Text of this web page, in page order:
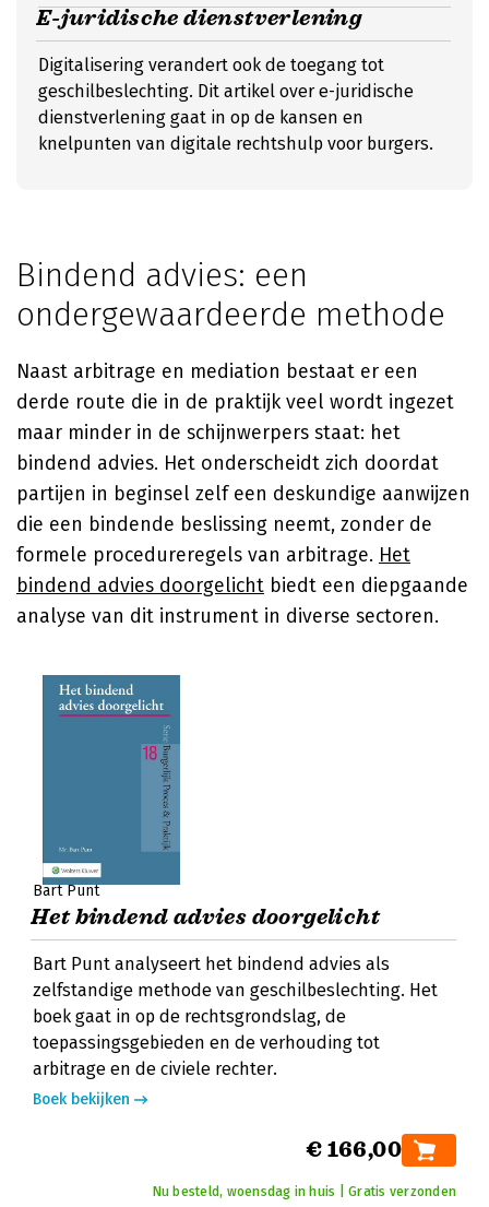
E-juridische dienstverlening
Digitalisering verandert ook de toegang tot
geschilbeslechting. Dit artikel over e-juridische
dienstverlening gaat in op de kansen en
knelpunten van digitale rechtshulp voor burgers.
Bindend advies: een
ondergewaardeerde methode
Naast arbitrage en mediation bestaat er een
derde route die in de praktijk veel wordt ingezet
maar minder in de schijnwerpers staat: het
bindend advies. Het onderscheidt zich doordat
partijen in beginsel zelf een deskundige aanwijzen
die een bindende beslissing neemt, zonder de
formele procedureregels van arbitrage. Het
bindend advies doorgelicht biedt een diepgaande
analyse van dit instrument in diverse sectoren.
Bart Punt
Het bindend advies doorgelicht
Bart Punt analyseert het bindend advies als
zelfstandige methode van geschilbeslechting. Het
boek gaat in op de rechtsgrondslag, de
toepassingsgebieden en de verhouding tot
arbitrage en de civiele rechter.
Boek bekijken
€ 166,00
Nu besteld, woensdag in huis | Gratis verzonden